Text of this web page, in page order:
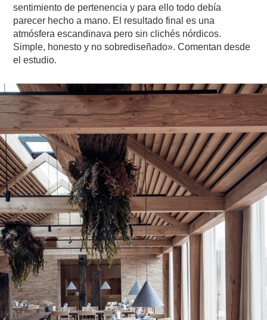
sentimiento de pertenencia y para ello todo debía
parecer hecho a mano. El resultado final es una
atmósfera escandinava pero sin clichés nórdicos.
Simple, honesto y no sobrediseñado». Comentan desde
el estudio.